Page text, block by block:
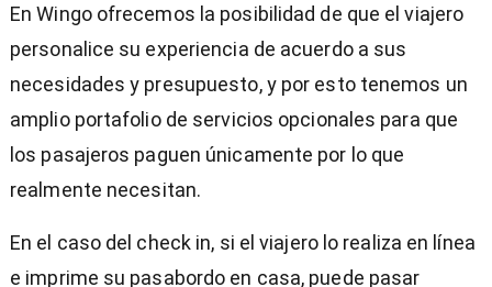
En Wingo ofrecemos la posibilidad de que el viajero
personalice su experiencia de acuerdo a sus
necesidades y presupuesto, y por esto tenemos un
amplio portafolio de servicios opcionales para que
los pasajeros paguen únicamente por lo que
realmente necesitan.
En el caso del check in, si el viajero lo realiza en línea
e imprime su pasabordo en casa, puede pasar